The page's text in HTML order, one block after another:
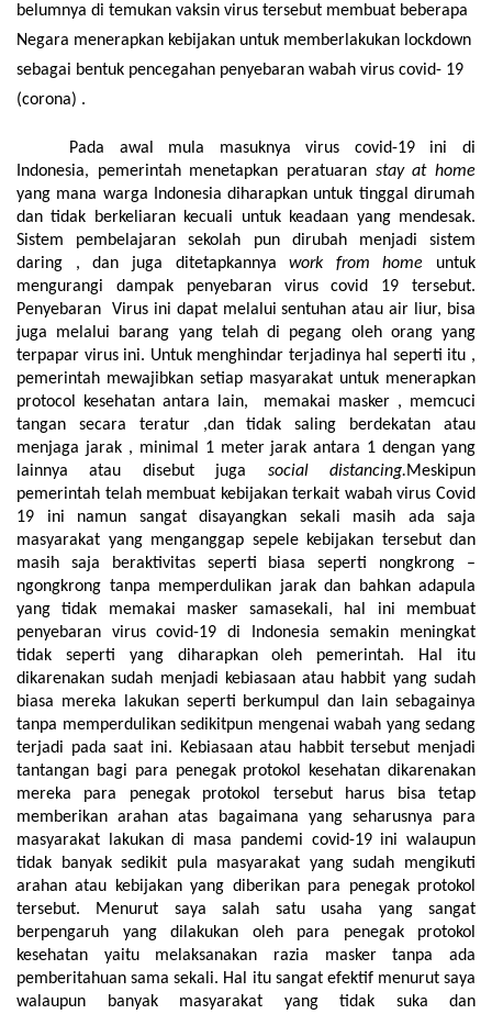
belumnya di temukan vaksin virus tersebut membuat beberapa
Negara menerapkan kebijakan untuk memberlakukan lockdown
sebagai bentuk pencegahan penyebaran wabah virus covid- 19
(corona) .
Pada awal mula masuknya virus covid-19 ini di
Indonesia, pemerintah menetapkan peratuaran stay at home
yang mana warga Indonesia diharapkan untuk tinggal dirumah
dan tidak berkeliaran kecuali untuk keadaan yang mendesak.
Sistem pembelajaran sekolah pun dirubah menjadi sistem
daring , dan juga ditetapkannyawork from home untuk
mengurangi dampak penyebaran virus covid 19 tersebut.
Penyebaran Virus ini dapat melalui sentuhan atau air liur, bisa
juga melalui barang yang telah di pegang oleh orang yang
terpapar virus ini. Untuk menghindar terjadinya hal seperti itu ,
pemerintah mewajibkan setiap masyarakat untuk menerapkan
protocol kesehatan antara lain, memakai masker , memcuci
tangan secara teratur ,dan tidak saling berdekatan atau
menjaga jarak , minimal 1 meter jarak antara 1 dengan yang
lainnya atau disebut juga social distancing.Meskipun
pemerintah telah membuat kebijakan terkait wabah virus Covid
19 ini namun sangat disayangkan sekali masih ada saja
masyarakat yang menganggap sepele kebijakan tersebut dan
masih saja beraktivitas seperti biasa seperti nongkrong –
ngongkrong tanpa memperdulikan jarak dan bahkan adapula
yang tidak memakai masker samasekali, hal ini membuat
penyebaran virus covid-19 di Indonesia semakin meningkat
tidak seperti yang diharapkan oleh pemerintah. Hal itu
dikarenakan sudah menjadi kebiasaan atau habbit yang sudah
biasa mereka lakukan seperti berkumpul dan lain sebagainya
tanpa memperdulikan sedikitpun mengenai wabah yang sedang
terjadi pada saat ini. Kebiasaan atau habbit tersebut menjadi
tantangan bagi para penegak protokol kesehatan dikarenakan
mereka para penegak protokol tersebut harus bisa tetap
memberikan arahan atas bagaimana yang seharusnya para
masyarakat lakukan di masa pandemi covid-19 ini walaupun
tidak banyak sedikit pula masyarakat yang sudah mengikuti
arahan atau kebijakan yang diberikan para penegak protokol
tersebut. Menurut saya salah satu usaha yang sangat
berpengaruh yang dilakukan oleh para penegak protokol
kesehatan yaitu melaksanakan razia masker tanpa ada
pemberitahuan sama sekali. Hal itu sangat efektif menurut saya
walaupun banyak masyarakat yang tidak suka dan